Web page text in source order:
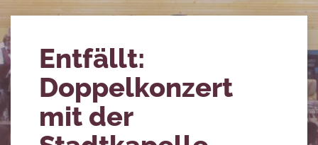
Entfällt:
Doppelkonzert
mit der